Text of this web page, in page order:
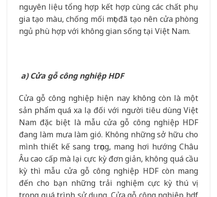
nguyên liệu tổng hợp kết hợp cùng các chất phụ
gia tạo màu, chống mối mọt đã tạo nên cửa phòng
ngủ phù hợp với không gian sống tại Việt Nam.
a) Cửa gỗ công nghiệp HDF
Cửa gỗ công nghiệp hiện nay không còn là một
sản phẩm quá xa lạ đối với người tiêu dùng Việt
Nam đặc biệt là mẫu cửa gỗ công nghiệp HDF
đang làm mưa làm gió. Không những sở hữu cho
mình thiết kế sang trọng, mang hơi hướng Châu
Âu cao cấp mà lại cực kỳ đơn giản, không quá cầu
kỳ thì mẫu cửa gỗ công nghiệp HDF còn mang
đến cho bạn những trải nghiệm cực kỳ thú vị